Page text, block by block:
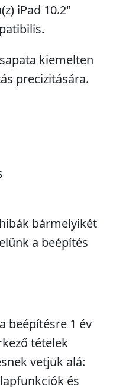
iPad 10.2"
kiemelten
precizitására.
bármelyikét
a beépítés
beépítésre 1 év
tételek
vetjük alá:
és